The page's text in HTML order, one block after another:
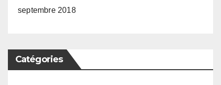
septembre 2018
Catégories